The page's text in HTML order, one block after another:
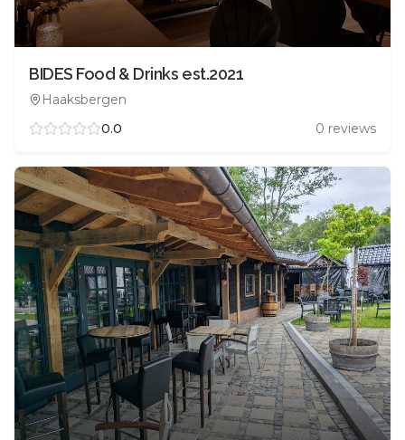
BIDES Food & Drinks est.2021
Haaksbergen
0.0
0 reviews